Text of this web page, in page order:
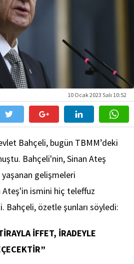
10 Ocak 2023 Salı 10:52
Bahçeli, bugün TBMM’deki
Bahçeli'nin, Sinan Ateş
gelişmeleri
ismini hiç teleffuz
özetle şunları söyledi:
İFFET, İRADEYLE